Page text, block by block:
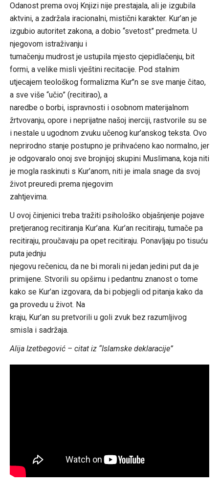
Odanost prema ovoj Knjizi nije prestajala, ali je izgubila
aktvini, a zadržala iracionalni, mistični karakter. Kur’an je
izgubio autoritet zakona, a dobio “svetost” predmeta. U
njegovom istraživanju i
tumačenju mudrost je ustupila mjesto cjepidlačenju, bit
formi, a velike misli vještini recitacije. Pod stalnim
utjecajem teološkog formalizma Kur’’n se sve manje čitao,
a sve više “učio” (recitirao), a
naredbe o borbi, ispravnosti i osobnom materijalnom
žrtvovanju, opore i neprijatne našoj inerciji, rastvorile su se
i nestale u ugodnom zvuku učenog kur’anskog teksta. Ovo
neprirodno stanje postupno je prihvaćeno kao normalno, jer
je odgovaralo onoj sve brojnijoj skupini Muslimana, koja niti
je mogla raskinuti s Kur’anom, niti je imala snage da svoj
život preuredi prema njegovim
zahtjevima.
U ovoj činjenici treba tražiti psihološko objašnjenje pojave
pretjeranog recitiranja Kur’ana. Kur’an recitiraju, tumače pa
recitiraju, proučavaju pa opet recitiraju. Ponavljaju po tisuću
puta jednju
njegovu rečenicu, da ne bi morali ni jedan jedini put da je
primijene. Stvorili su opširnu i pedantnu znanost o tome
kako se Kur’an izgovara, da bi pobjegli od pitanja kako da
ga provedu u život. Na
kraju, Kur’an su pretvorili u goli zvuk bez razumljivog
smisla i sadržaja.
Alija Izetbegović – citat iz “Islamske deklaracije”